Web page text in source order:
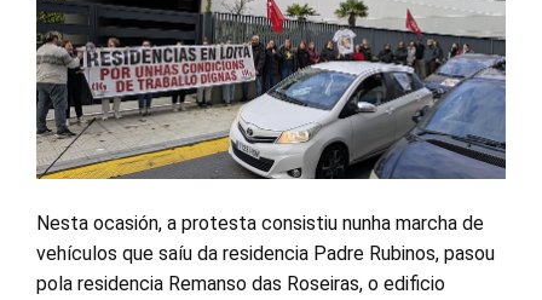
Nesta ocasión, a protesta consistiu nunha marcha de
vehículos que saíu da residencia Padre Rubinos, pasou
pola residencia Remanso das Roseiras, o edificio